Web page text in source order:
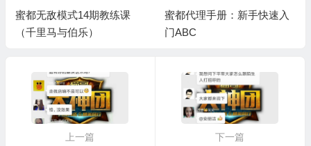
蜜都代理手册：新手快速入
门ABC
蜜都代理新手入门快速指南
上一篇
下一篇